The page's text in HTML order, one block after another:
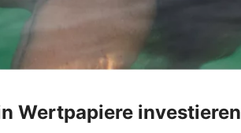
Wertpapiere investieren